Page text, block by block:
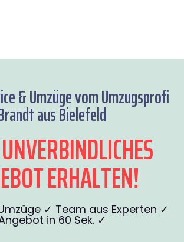
& Umzüge vom Umzugsprofi
aus Bielefeld
ERHALTEN!
✓ Team aus Experten ✓
in 60 Sek. ✓